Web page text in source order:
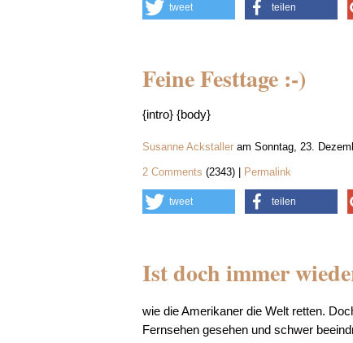
tweet teilen
Feine Festtage :-)
{intro} {body}
Susanne Ackstalleram Sonntag, 23.
2 Comments (2343) | Permalink
tweet teilen
Ist doch immer
wie die Amerikaner die Welt retten.
Fernsehen gesehen und schwer